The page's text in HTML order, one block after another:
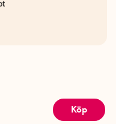
Köp